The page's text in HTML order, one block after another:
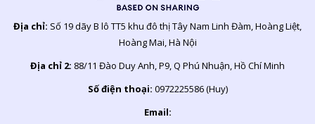
Địa chỉ: Số 19 dãy B lô TT5 khu đô thị Tây Nam Linh Đàm, Hoàng Liệt,
Hoàng Mai, Hà Nội
Địa chỉ 2: 88/11 Đào Duy Anh, P9, Q Phú Nhuận, Hồ Chí Minh
Số điện thoại: 0972225586 (Huy)
Email: